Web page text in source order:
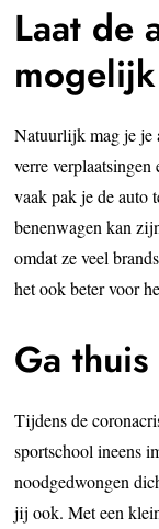
Laat de
Natuurlijk mag je je
verre
vaak pak je de
benenwagen kan
omdat ze veel
het ook beter voor
Ga
Tijdens de
sportschool ineens
noodgedwongen
jij ook. Met een